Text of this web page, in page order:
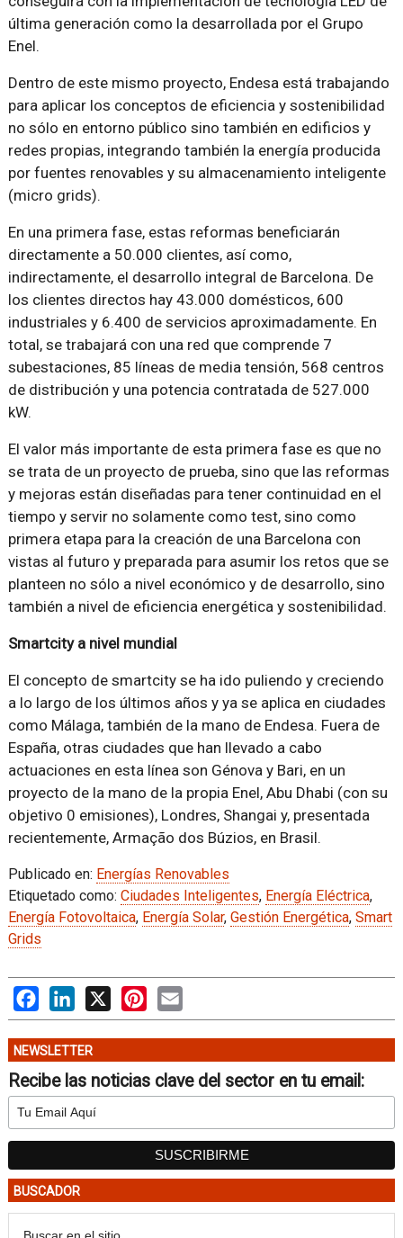
última generación como la desarrollada por el Grupo
Enel.
Dentro de este mismo proyecto, Endesa está trabajando
para aplicar los conceptos de eficiencia y sostenibilidad
no sólo en entorno público sino también en edificios y
redes propias, integrando también la energía producida
por fuentes renovables y su almacenamiento inteligente
(micro grids).
En una primera fase, estas reformas beneficiarán
directamente a 50.000 clientes, así como,
indirectamente, el desarrollo integral de Barcelona. De
los clientes directos hay 43.000 domésticos, 600
industriales y 6.400 de servicios aproximadamente. En
total, se trabajará con una red que comprende 7
subestaciones, 85 líneas de media tensión, 568 centros
de distribución y una potencia contratada de 527.000
kW.
El valor más importante de esta primera fase es que no
se trata de un proyecto de prueba, sino que las reformas
y mejoras están diseñadas para tener continuidad en el
tiempo y servir no solamente como test, sino como
primera etapa para la creación de una Barcelona con
vistas al futuro y preparada para asumir los retos que se
planteen no sólo a nivel económico y de desarrollo, sino
también a nivel de eficiencia energética y sostenibilidad.
Smartcity a nivel mundial
El concepto de smartcity se ha ido puliendo y creciendo
a lo largo de los últimos años y ya se aplica en ciudades
como Málaga, también de la mano de Endesa. Fuera de
España, otras ciudades que han llevado a cabo
actuaciones en esta línea son Génova y Bari, en un
proyecto de la mano de la propia Enel, Abu Dhabi (con su
objetivo 0 emisiones), Londres, Shangai y, presentada
recientemente, Armação dos Búzios, en Brasil.
Publicado en: Energías Renovables
Etiquetado como: Ciudades Inteligentes, Energía Eléctrica,
Energía Fotovoltaica, Energía Solar, Gestión Energética, Smart
Grids
FacebookLinkedIn
X PinterestEmail
NEWSLETTER
Recibe las noticias clave del sector en tu email:
BUSCADOR